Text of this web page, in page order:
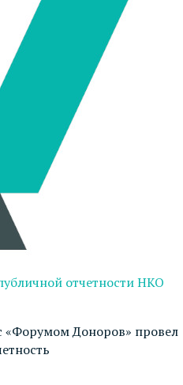
отчетности НКО
«Форумом Доноров» провел